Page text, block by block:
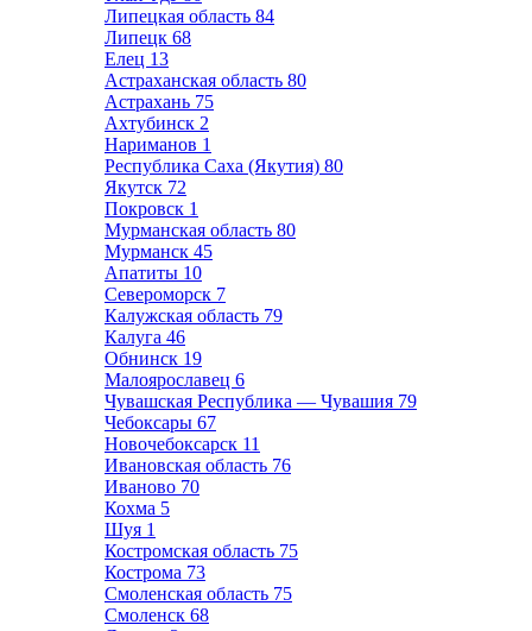
Липецкая область 84
Липецк 68
Елец 13
Астраханская область 80
Астрахань 75
Ахтубинск 2
Нариманов 1
Республика Саха (Якутия) 80
Якутск 72
Покровск 1
Мурманская область 80
Мурманск 45
Апатиты 10
Североморск 7
Калужская область 79
Калуга 46
Обнинск 19
Малоярославец 6
Чувашская Республика — Чувашия 79
Чебоксары 67
Новочебоксарск 11
Ивановская область 76
Иваново 70
Кохма 5
Шуя 1
Костромская область 75
Кострома 73
Смоленская область 75
Смоленск 68